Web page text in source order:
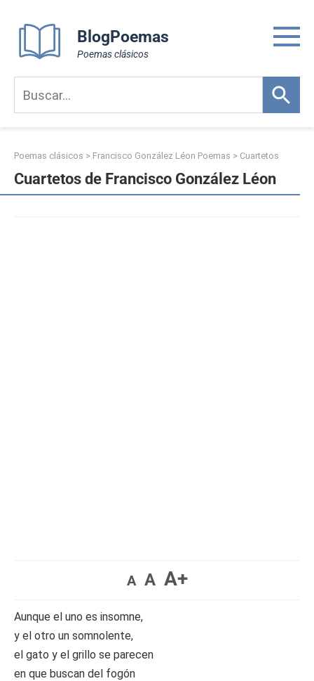
content
BlogPoemas
Poemas clásicos
Poemas clásicos > Francisco González Léon Poemas > Cuartetos
Cuartetos de Francisco González Léon
A A A+
Aunque el uno es insomne,
y el otro un somnolente,
el gato y el grillo se parecen
en que buscan del fogón